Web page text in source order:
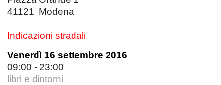
41121 Modena
Indicazioni stradali
Venerdì 16 settembre 2016
09:00 - 23:00
libri e dintorni